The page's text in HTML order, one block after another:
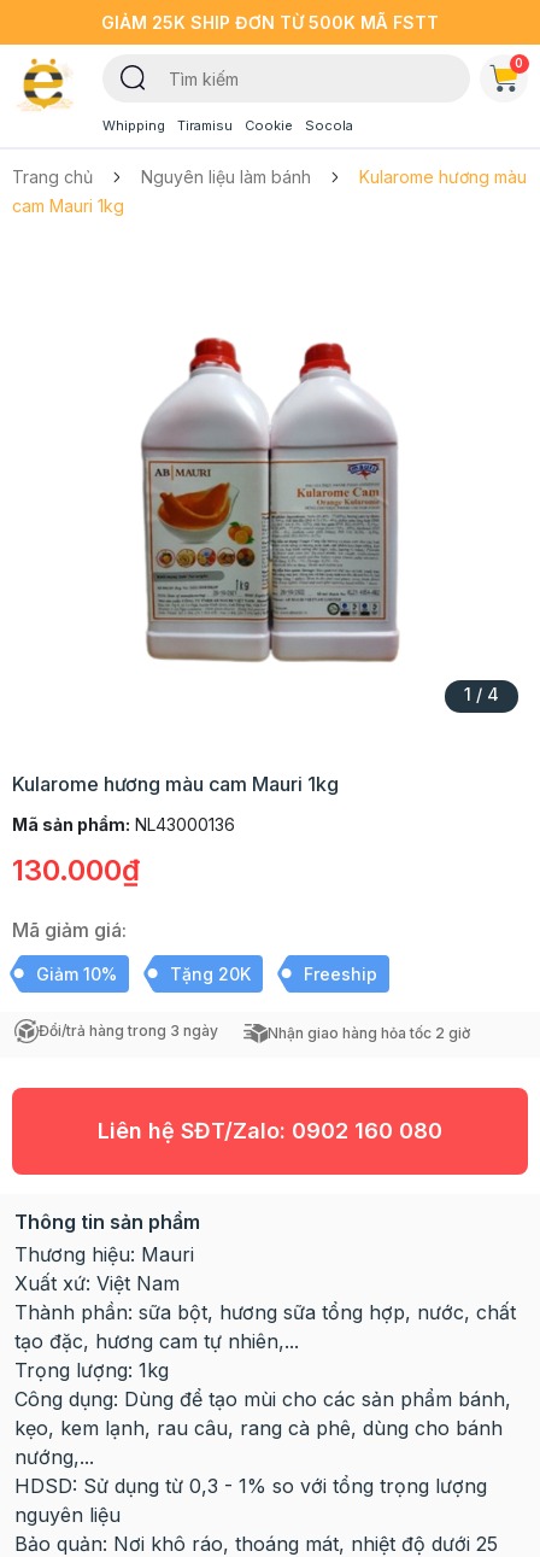
GIẢM 25K SHIP ĐƠN TỪ 500K MÃ FSTT
Whipping Tiramisu Cookie Socola
0
Trang chủ Nguyên liệu làm bánh
Kularome hương màu
cam Mauri 1kg
1 / 4
Kularome hương màu cam Mauri 1kg
Mã sản phẩm: NL43000136
130.000₫
Mã giảm giá:
Giảm 10% Tặng 20K Freeship
Đổi/trả hàng trong 3 ngày Nhận giao hàng hỏa tốc 2 giờ
Liên hệ SĐT/Zalo: 0902 160 080
Thông tin sản phẩm
Thương hiệu: Mauri
Xuất xứ: Việt Nam
Thành phần: sữa bột, hương sữa tổng hợp, nước, chất
tạo đặc, hương cam tự nhiên,...
Trọng lượng: 1kg
Công dụng: Dùng để tạo mùi cho các sản phẩm bánh,
kẹo, kem lạnh, rau câu, rang cà phê, dùng cho bánh
nướng,...
HDSD: Sử dụng từ 0,3 - 1% so với tổng trọng lượng
nguyên liệu
Bảo quản: Nơi khô ráo, thoáng mát, nhiệt độ dưới 25